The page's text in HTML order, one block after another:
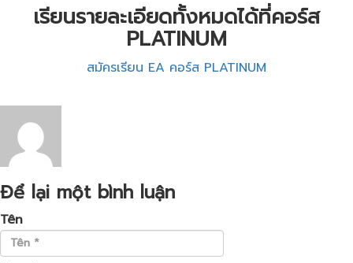
เรียนรายละเอียดทั้งหมดได้ที่คอร์ส
PLATINUM
สมัครเรียน EA คอร์ส PLATINUM
Để lại một bình luận
Tên